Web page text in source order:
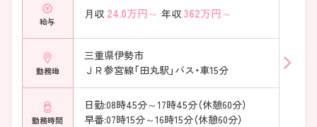
給与
月収 24.0万円～ 年収 362万円～
勤務地
三重県伊勢市
ＪＲ参宮線「田丸駅」バス・車15分
勤務時間
日勤:08時45分～17時45分（休憩60分）
早番:07時15分～16時15分（休憩60分）